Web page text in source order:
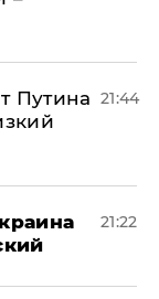
Путина 21:44
21:22